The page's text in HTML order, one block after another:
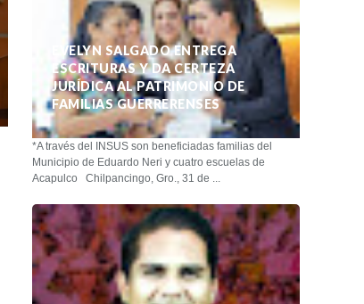
EVELYN SALGADO ENTREGA
ESCRITURAS Y DA CERTEZA
JURÍDICA AL PATRIMONIO DE
FAMILIAS GUERRERENSES
*A través del INSUS son beneficiadas familias del
Municipio de Eduardo Neri y cuatro escuelas de
Acapulco Chilpancingo, Gro., 31 de ...